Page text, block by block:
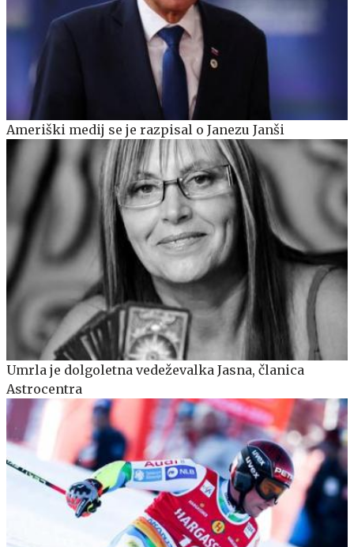
Ameriški medij se je razpisal o Janezu Janši
Umrla je dolgoletna vedeževalka Jasna, članica
Astrocentra